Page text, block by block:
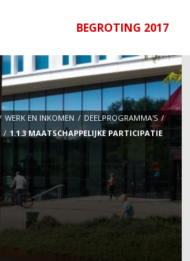
BEGROTING 2017
WERK EN INKOMEN
DEELPROGRAMMA'S
1.1.3 MAATSCHAPPELIJKE PARTICIPATIE